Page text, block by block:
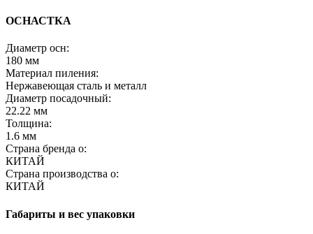
ОСНАСТКА
Диаметр осн:
180 мм
Материал пиления:
Нержавеющая сталь и металл
Диаметр посадочный:
22.22 мм
Толщина:
1.6 мм
Страна бренда о:
КИТАЙ
Страна производства о:
КИТАЙ
Габариты и вес упаковки